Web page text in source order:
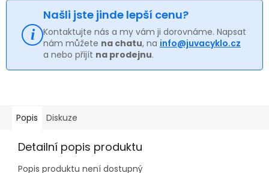
Našli jste jinde lepší cenu?
Kontaktujte nás a my vám ji dorovnáme. Napsat
nám můžete na chatu, na info@juvacyklo.cz
a nebo přijít na prodejnu.
Popis Diskuze
Detailní popis produktu
Popis produktu není dostupný